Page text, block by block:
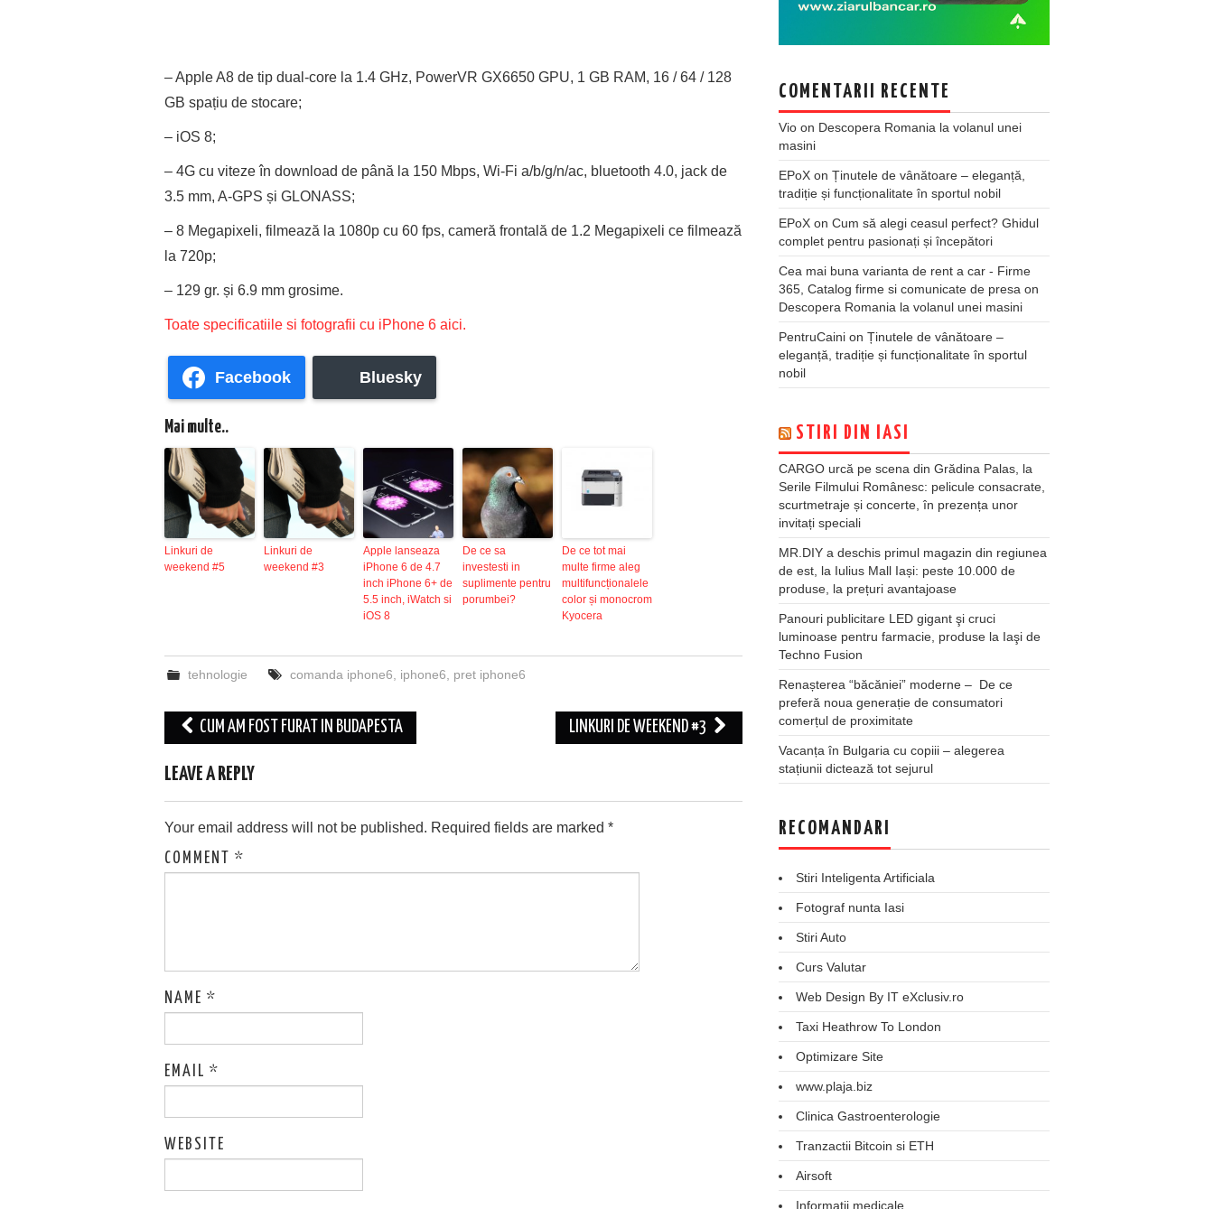
– Apple A8 de tip dual-core la 1.4 GHz, PowerVR GX6650 GPU, 1 GB RAM, 16 / 64 / 128
GB spațiu de stocare;
– iOS 8;
– 4G cu viteze în download de până la 150 Mbps, Wi-Fi a/b/g/n/ac, bluetooth 4.0, jack de
3.5 mm, A-GPS și GLONASS;
– 8 Megapixeli, filmează la 1080p cu 60 fps, cameră frontală de 1.2 Megapixeli ce filmează
la 720p;
– 129 gr. și 6.9 mm grosime.
Toate specificatiile si fotografii cu iPhone 6 aici.
Facebook Bluesky
Mai multe..
Linkuri de
weekend #5
Linkuri de
weekend #3
Apple lanseaza
iPhone 6 de 4.7
inch iPhone 6+ de
5.5 inch, iWatch si
iOS 8
De ce sa
investesti in
suplimente pentru
porumbei?
De ce tot mai
multe firme aleg
multifuncționalele
color și monocrom
Kyocera
tehnologie comanda iphone6 iphone6 pret iphone6
Post
navigation
CUM AM FOST FURAT IN BUDAPESTA LINKURI DE WEEKEND #3
LEAVE A REPLY
Your email address will not be published. Required fields are marked *
COMMENT *
NAME *
EMAIL *
WEBSITE
COMENTARII RECENTE
Vio on Descopera Romania la volanul unei
masini
EPoX on Ținutele de vânătoare – eleganță,
tradiție și funcționalitate în sportul nobil
EPoX on Cum să alegi ceasul perfect? Ghidul
complet pentru pasionați și începători
Cea mai buna varianta de rent a car - Firme
365, Catalog firme si comunicate de presa on
Descopera Romania la volanul unei masini
PentruCaini on Ținutele de vânătoare –
eleganță, tradiție și funcționalitate în sportul
nobil
STIRI DIN IASI
CARGO urcă pe scena din Grădina Palas, la
Serile Filmului Românesc: pelicule consacrate,
scurtmetraje și concerte, în prezența unor
invitați speciali
MR.DIY a deschis primul magazin din regiunea
de est, la Iulius Mall Iași: peste 10.000 de
produse, la prețuri avantajoase
Panouri publicitare LED gigant şi cruci
luminoase pentru farmacie, produse la Iaşi de
Techno Fusion
Renașterea “băcăniei” moderne – De ce
preferă noua generație de consumatori
comerțul de proximitate
Vacanța în Bulgaria cu copiii – alegerea
stațiunii dictează tot sejurul
RECOMANDARI
Stiri Inteligenta Artificiala
Fotograf nunta Iasi
Stiri Auto
Curs Valutar
Web Design By IT eXclusiv.ro
Taxi Heathrow To London
Optimizare Site
www.plaja.biz
Clinica Gastroenterologie
Tranzactii Bitcoin si ETH
Airsoft
Informatii medicale